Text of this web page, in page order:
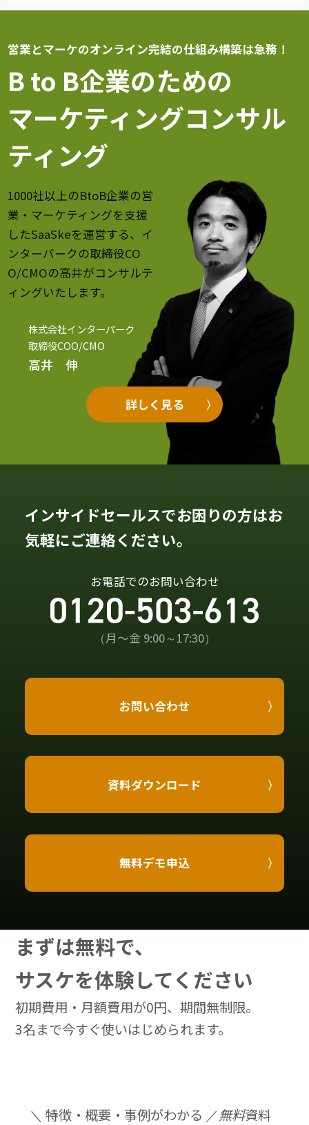
営業とマーケのオンライン完結の仕組み構築は急務！
B to B企業のための
マーケティングコンサル
ティング
1000社以上のBtoB企業の営
業・マーケティングを支援
したSaaSkeを運営する、イ
ンターパークの取締役CO
O/CMOの高井がコンサルテ
ィングいたします。
株式会社インターパーク
取締役COO/CMO
高井 伸
詳しく見る
インサイドセールスでお困りの方はお
気軽にご連絡ください。
お電話でのお問い合わせ
（月〜金 9:00～17:30）
お問い合わせ
資料ダウンロード
無料デモ申込
まずは無料で、
サスケを体験してください
初期費用・月額費用が0円、期間無制限。
3名まで今すぐ使いはじめられます。
＼ 特徴・概要・事例がわかる ／無料資料